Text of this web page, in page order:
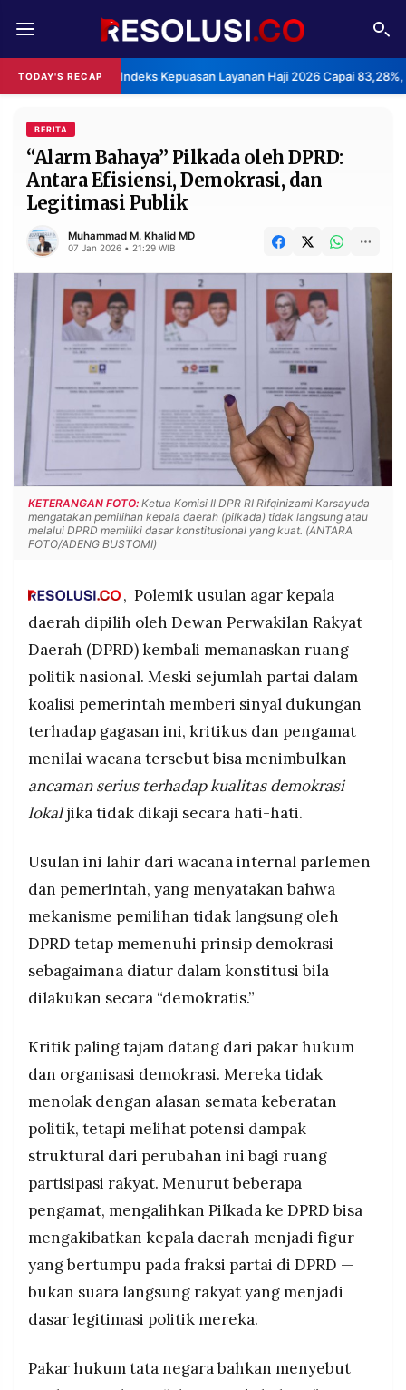
TODAY'S RECAPBPS: Indeks Kepuasan Layanan Haji 2026 Capai 83,28%,
REDAKSI TENTANG
RESOLUSI IKLAN
RUBRIKASI
EDITORIAL AKSARA
FINANSIA PERSONA
DAERAH NASIONAL
MANCA SPORT
PRIVACY
POLICY
BERITA
INFORMASI
IKLAN
KIRIM
TULISAN
PENGADUAN TERM
OF
SERVICE
IKUTI
KAMI
©
RESOLUSI
MEDIA
Resolusi.co
2026
RESOLUSI
MEDIA
BERITA
“Alarm Bahaya” Pilkada oleh DPRD:
Antara Efisiensi, Demokrasi, dan
Legitimasi Publik
Muhammad M. Khalid MD
07 Jan 2026 • 21:29 WIB
KETERANGAN FOTO: Ketua Komisi II DPR RI Rifqinizami Karsayuda
mengatakan pemilihan kepala daerah (pilkada) tidak langsung atau
melalui DPRD memiliki dasar konstitusional yang kuat. (ANTARA
FOTO/ADENG BUSTOMI)
, Polemik usulan agar kepala
daerah dipilih oleh Dewan Perwakilan Rakyat
Daerah (DPRD) kembali memanaskan ruang
politik nasional. Meski sejumlah partai dalam
koalisi pemerintah memberi sinyal dukungan
terhadap gagasan ini, kritikus dan pengamat
menilai wacana tersebut bisa menimbulkan
ancaman serius terhadap kualitas demokrasi
lokaljika tidak dikaji secara hati-hati.
Usulan ini lahir dari wacana internal parlemen
dan pemerintah, yang menyatakan bahwa
mekanisme pemilihan tidak langsung oleh
DPRD tetap memenuhi prinsip demokrasi
sebagaimana diatur dalam konstitusi bila
dilakukan secara “demokratis.”
Kritik paling tajam datang dari pakar hukum
dan organisasi demokrasi. Mereka tidak
menolak dengan alasan semata keberatan
politik, tetapi melihat potensi dampak
struktural dari perubahan ini bagi ruang
partisipasi rakyat. Menurut beberapa
pengamat, mengalihkan Pilkada ke DPRD bisa
mengakibatkan kepala daerah menjadi figur
yang bertumpu pada fraksi partai di DPRD —
bukan suara langsung rakyat yang menjadi
dasar legitimasi politik mereka.
Pakar hukum tata negara bahkan menyebut